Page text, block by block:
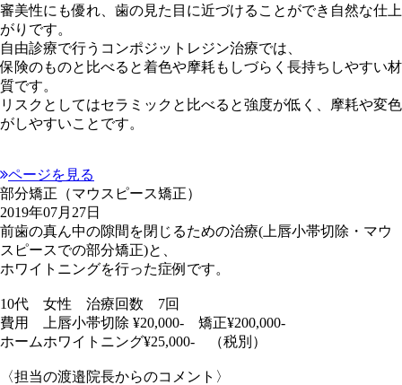
審美性にも優れ、歯の見た目に近づけることができ自然な仕上
がりです。
自由診療で行うコンポジットレジン治療では、
保険のものと比べると着色や摩耗もしづらく長持ちしやすい材
質です。
リスクとしてはセラミックと比べると強度が低く、摩耗や変色
がしやすいことです。
ページを見る
部分矯正（マウスピース矯正）
2019年07月27日
前歯の真ん中の隙間を閉じるための治療(上唇小帯切除・マウ
スピースでの部分矯正)と、
ホワイトニングを行った症例です。
10代 女性 治療回数 7回
費用 上唇小帯切除 ¥20,000- 矯正¥200,000-
ホームホワイトニング¥25,000- （税別）
〈担当の渡邉院長からのコメント〉